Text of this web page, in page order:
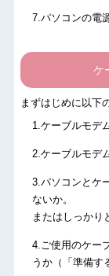
.パソコンの電
ケ
まずはじめに以下
.ケーブルモデ
.ケーブルモデ
.パソコンとケ
ないか。
またはしっかり
.ご使用のケー
うか（「準備す